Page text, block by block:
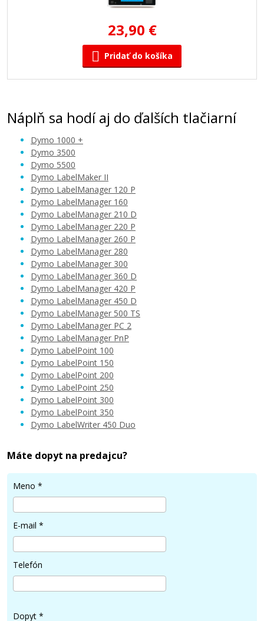
23,90 €
Pridať do košíka
Náplň sa hodí aj do ďalších tlačiarní
Dymo 1000 +
Dymo 3500
Dymo 5500
Dymo LabelMaker II
Dymo LabelManager 120 P
Dymo LabelManager 160
Dymo LabelManager 210 D
Dymo LabelManager 220 P
Dymo LabelManager 260 P
Dymo LabelManager 280
Dymo LabelManager 300
Dymo LabelManager 360 D
Dymo LabelManager 420 P
Dymo LabelManager 450 D
Dymo LabelManager 500 TS
Dymo LabelManager PC 2
Dymo LabelManager PnP
Dymo LabelPoint 100
Dymo LabelPoint 150
Dymo LabelPoint 200
Dymo LabelPoint 250
Dymo LabelPoint 300
Dymo LabelPoint 350
Dymo LabelWriter 450 Duo
Máte dopyt na predajcu?
Meno *
E-mail *
Telefón
Dopyt *